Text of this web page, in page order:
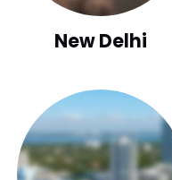
New Delhi